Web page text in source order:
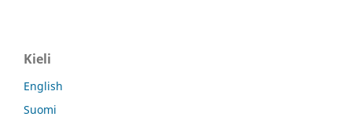
Kieli
English
Suomi